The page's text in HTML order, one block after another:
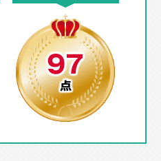
97
点